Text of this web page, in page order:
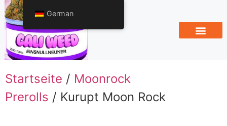
Startseite / Moonrock
Prerolls / Kurupt Moon Rock
German